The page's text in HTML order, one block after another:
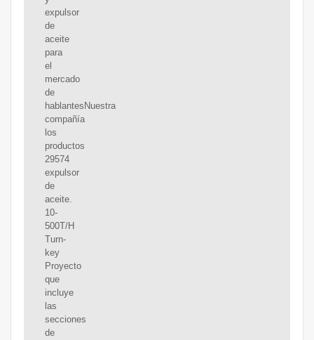
expulsor
de
aceite
para
el
mercado
de
hablantesNuestra
compañía
los
productos
29574
expulsor
de
aceite.
10-
500T/H
Turn-
key
Proyecto
que
incluye
las
secciones
de